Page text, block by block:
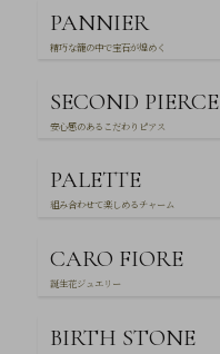
PANNIER
精巧な籠の中で宝石が煌めく
SECOND PIERCE
安心感のあるこだわりピアス
PALETTE
組み合わせて楽しめるチャーム
CARO FIORE
誕生花ジュエリー
BIRTH STONE
会
社
プ
イ
ー
ポ
ー
引